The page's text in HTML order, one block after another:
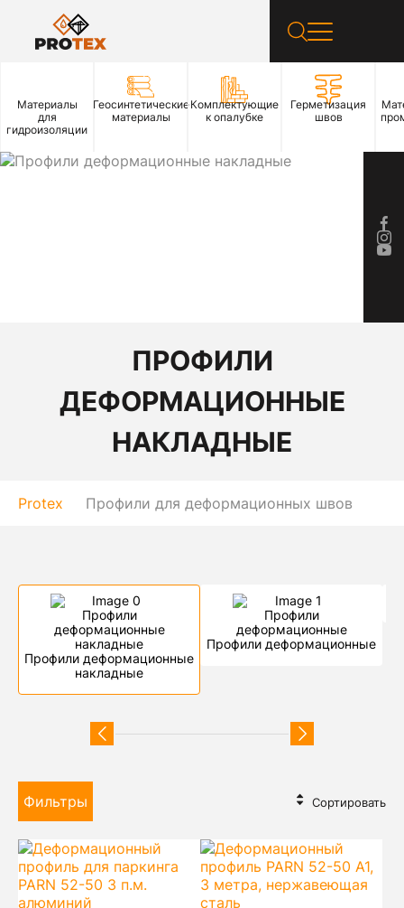
Материалы
для
гидроизоляции
Геосинтетические
материалы
Комплектующие
к опалубке
Герметизация
швов
ПРОФИЛИ
ДЕФОРМАЦИОННЫЕ
НАКЛАДНЫЕ
Protex Профили для деформационных швов
Профили деформационные
накладные
Профили деформационные
Фильтры Сортировать